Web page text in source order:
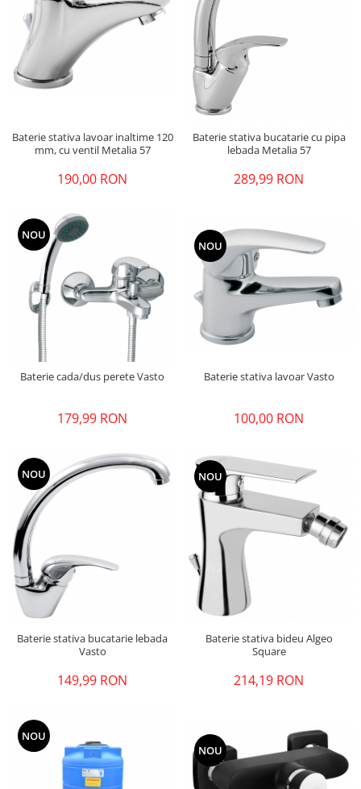
Baterie stativa lavoar inaltime 120
mm, cu ventil Metalia 57
190,00 RON
Baterie stativa bucatarie cu pipa
lebada Metalia 57
289,99 RON
NOU
Baterie cada/dus perete Vasto
179,99 RON
NOU
Baterie stativa lavoar Vasto
100,00 RON
NOU
Baterie stativa bucatarie lebada
Vasto
149,99 RON
NOU
Baterie stativa bideu Algeo
Square
214,19 RON
NOU
NOU